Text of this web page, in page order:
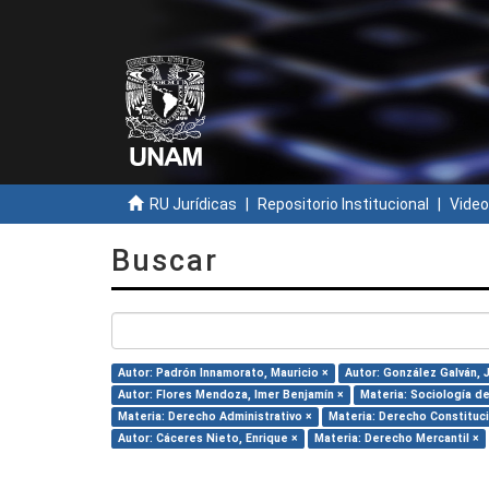
RU Jurídicas Repositorio Institucional
Buscar
Autor: Padrón Innamorato, Mauricio ×
Autor: González Galván,
Autor: Flores Mendoza, Imer Benjamín ×
Materia: Sociología
Materia: Derecho Administrativo ×
Materia: Derecho
Autor: Cáceres Nieto, Enrique ×
Materia: Derecho Mercantil ×